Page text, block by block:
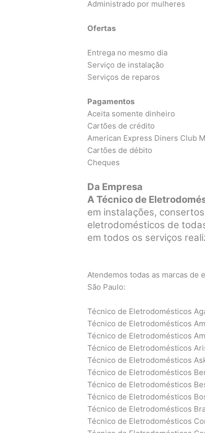
Administrado por mulheres
Ofertas
Entrega no mesmo dia
Serviço de instalação
Serviços de reparos
Pagamentos
Aceita somente dinheiro
Cartões de crédito
American Express Diners Club
Cartões de débito
Cheques
Da Empresa
A Técnico de
em instalações,
eletrodomésticos de
em todos os serviços
Atendemos todas as marcas
São Paulo:
Técnico de Eletrodomésticos
Técnico de Eletrodomésticos
Técnico de Eletrodomésticos
Técnico de Eletrodomésticos
Técnico de Eletrodomésticos
Técnico de Eletrodomésticos
Técnico de Eletrodomésticos
Técnico de Eletrodomésticos
Técnico de Eletrodomésticos
Técnico de Eletrodomésticos